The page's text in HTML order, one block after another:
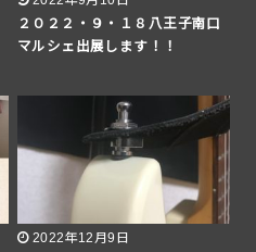
２０２２・９・１８八王子南口
マルシェ出展します！！
2022年12月9日